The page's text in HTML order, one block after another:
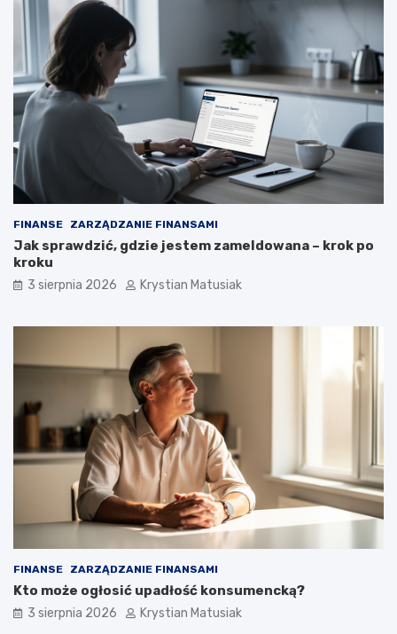
FINANSE ZARZĄDZANIE FINANSAMI
Jak sprawdzić, gdzie jestem zameldowana – krok po
kroku
3 sierpnia 2026 Krystian Matusiak
FINANSE ZARZĄDZANIE FINANSAMI
Kto może ogłosić upadłość konsumencką?
3 sierpnia 2026 Krystian Matusiak